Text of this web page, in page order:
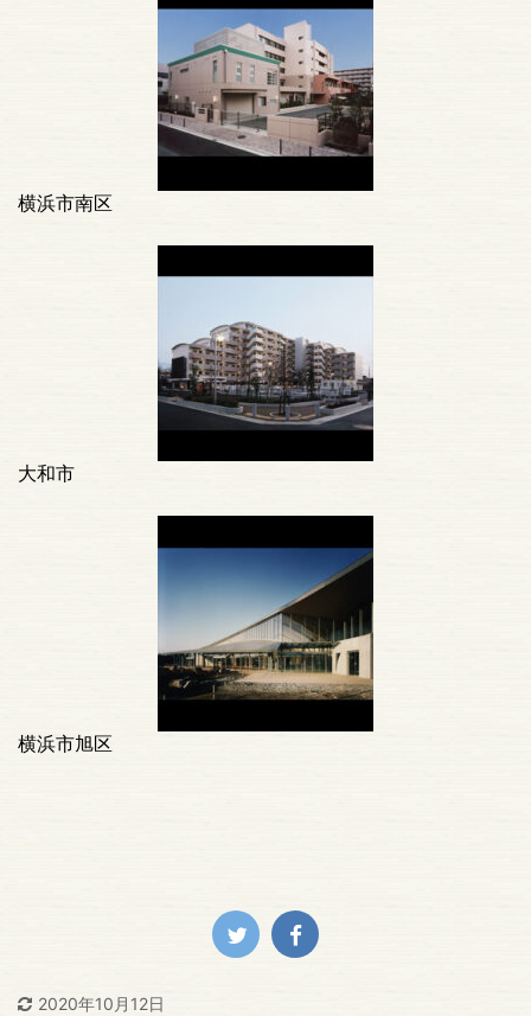
横浜市南区
大和市
横浜市旭区
2020年10月12日